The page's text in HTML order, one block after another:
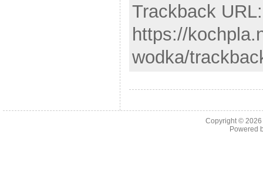
Trackback URL:
https://
wodka/
Copyright ©
Powered